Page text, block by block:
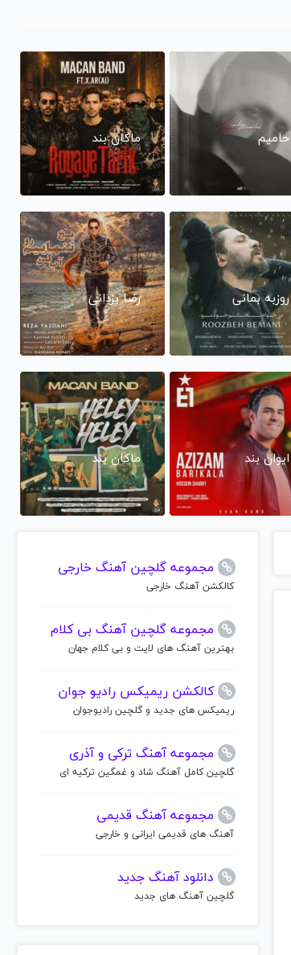
حامیم ماکان بند
روزبه بمانی رضا یزدانی
ایوان بند ماکان بند
مجموعه گلچین آهنگ خارجی
کالکشن آهنگ خارجی
مجموعه گلچین آهنگ بی کلام
بهترین آهنگ های لایت و بی کلام جهان
کالکشن ریمیکس رادیو جوان
ریمیکس های جدید و گلچین رادیوجوان
مجموعه آهنگ ترکی و آذری
گلچین کامل آهنگ شاد و غمگین ترکیه ای
مجموعه آهنگ قدیمی
آهنگ های قدیمی ایرانی و خارجی
دانلود آهنگ جدید
گلچین آهنگ های جدید